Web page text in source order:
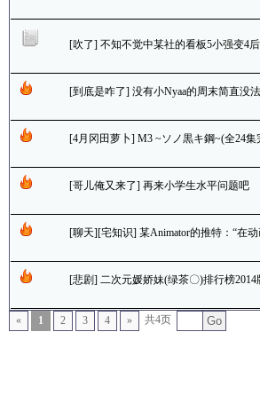
[吹了] 不知不觉中某社的看板5小强变4
[到底是咋了] 没有小Nyaa的周末简直
[4月冈田萝卜] M3 ~ソノ黒キ鋼~(全24
[哥儿俺又来了] 再来小学生水平问题吧
[聊天][宅知识] 某Animator的推特：“在
[悲剧] 二次元媛娇妹(绿茶〇)排行榜
«
1 2 3 4 » 共4页 Go